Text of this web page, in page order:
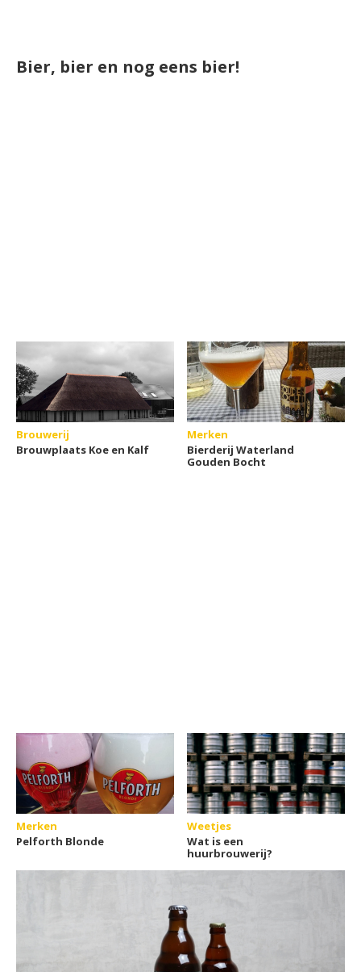
Bier, bier en nog eens bier!
Brouwerij
Brouwplaats Koe en Kalf
Merken
Bierderij Waterland
Gouden Bocht
Merken
Pelforth Blonde
Weetjes
Wat is een
huurbrouwerij?